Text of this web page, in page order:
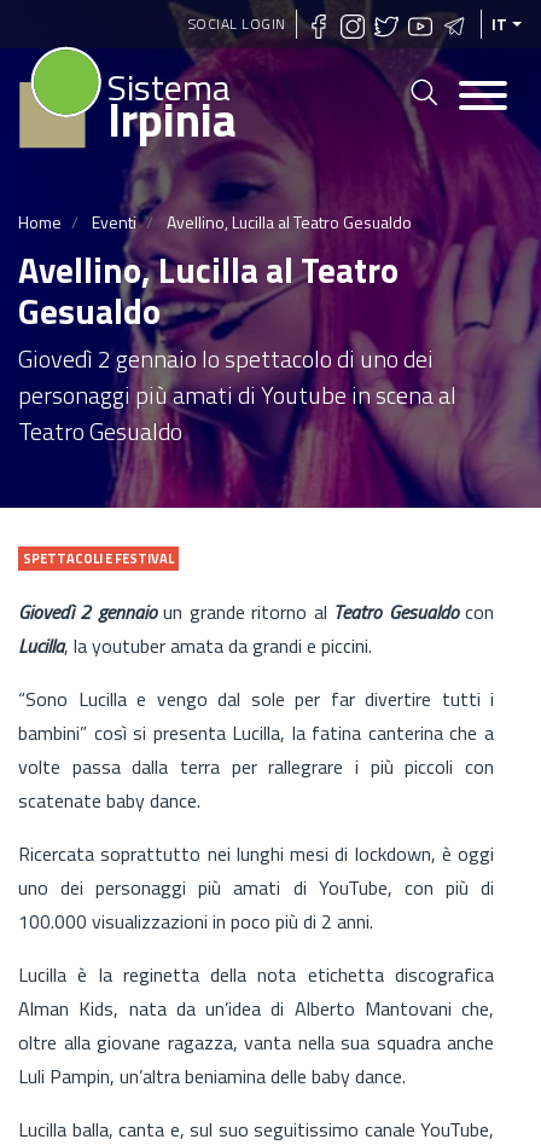
Salta
al
contenuto
SOCIAL LOGIN IT
Sistema
Irpinia
Home Eventi Avellino, Lucilla al Teatro Gesualdo
Avellino, Lucilla al Teatro
Gesualdo
Giovedì 2 gennaio lo spettacolo di uno dei
personaggi più amati di Youtube in scena al
Teatro Gesualdo
SPETTACOLI E FESTIVAL
Giovedì 2 gennaioun grande ritorno al Teatro Gesualdocon
Lucilla, la youtuber amata da grandi e piccini.
“Sono Lucilla e vengo dal sole per far divertire tutti i
bambini” così si presenta Lucilla, la fatina canterina che a
volte passa dalla terra per rallegrare i più piccoli con
scatenate baby dance.
Ricercata soprattutto nei lunghi mesi di lockdown, è oggi
uno dei personaggi più amati di YouTube, con più di
100.000 visualizzazioni in poco più di 2 anni.
Lucilla è la reginetta della nota etichetta discografica
Alman Kids, nata da un’idea di Alberto Mantovani che,
oltre alla giovane ragazza, vanta nella sua squadra anche
Luli Pampin, un’altra beniamina delle baby dance.
Lucilla balla, canta e, sul suo seguitissimo canale YouTube,